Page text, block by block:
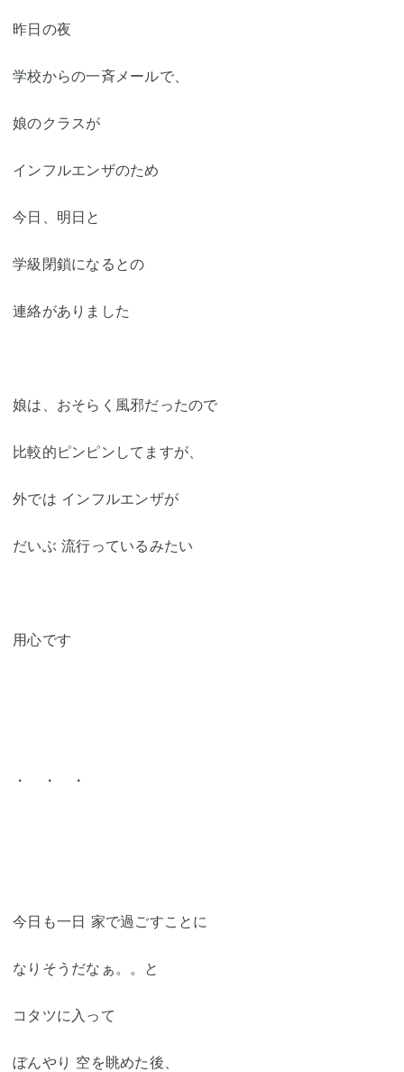
昨日の夜
学校からの一斉メールで、
娘のクラスが
インフルエンザのため
今日、明日と
学級閉鎖になるとの
連絡がありました
娘は、おそらく風邪だったので
比較的ピンピンしてますが、
外では インフルエンザが
だいぶ 流行っているみたい
用心です
・ ・ ・
今日も一日 家で過ごすことに
なりそうだなぁ。。と
コタツに入って
ぼんやり 空を眺めた後、